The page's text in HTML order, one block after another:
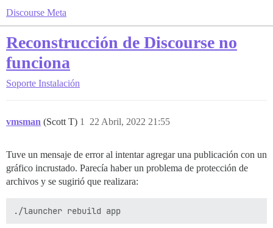
Discourse Meta
Reconstrucción de Discourse no
funciona
Soporte Instalación
vmsman (Scott T) 22 Abril, 2022 21:55
1
Tuve un mensaje de error al intentar agregar una publicación con un
gráfico incrustado. Parecía haber un problema de protección de
archivos y se sugirió que realizara: